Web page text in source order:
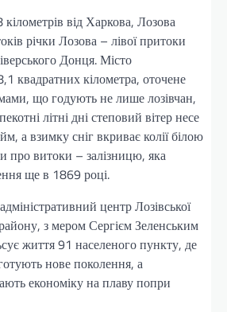
від Харкова, Лозова
річки Лозова – лівої притоки
Донця. Місто
квадратних кілометра, оточене
що годують не лише лозівчан,
літні дні степовий вітер несе
а взимку сніг вкриває колії білою
про витоки – залізницю, яка
ще в 1869 році.
центр Лозівської
з мером Сергієм Зеленським
життя 91 населеного пункту, де
нове поколення, а
економіку на плаву попри